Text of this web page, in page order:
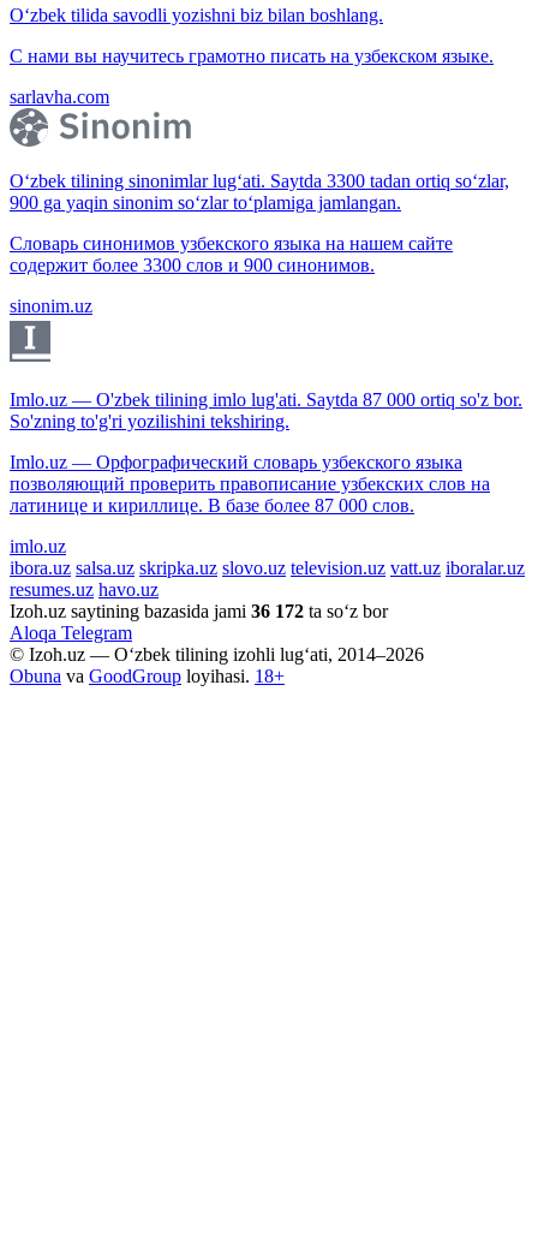
O‘zbek tilida savodli yozishni biz bilan boshlang.
С нами вы научитесь грамотно писать на узбекском языке.
sarlavha.com
O‘zbek tilining sinonimlar lug‘ati. Saytda 3300 tadan ortiq so‘zlar,
900 ga yaqin sinonim so‘zlar to‘plamiga jamlangan.
Словарь синонимов узбекского языка на нашем сайте
содержит более 3300 слов и 900 синонимов.
sinonim.uz
Imlo.uz — O'zbek tilining imlo lug'ati. Saytda 87 000 ortiq so'z bor.
So'zning to'g'ri yozilishini tekshiring.
Imlo.uz — Орфографический словарь узбекского языка
позволяющий проверить правописание узбекских слов на
латинице и кириллице. В базе более 87 000 слов.
imlo.uz
ibora.uz salsa.uz skripka.uz slovo.uz television.uz vatt.uz iboralar.uz
resumes.uz havo.uz
Izoh.uz saytining bazasida jami 36 172 ta so‘z bor
Aloqa Telegram
© Izoh.uz — O‘zbek tilining izohli lug‘ati, 2014–2026
Obuna va GoodGroup loyihasi. 18+